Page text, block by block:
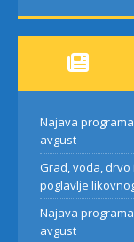
Najava
avgust
Grad, voda, drvo
poglavlje
Najava
avgust